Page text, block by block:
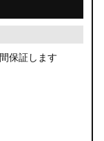
保証します